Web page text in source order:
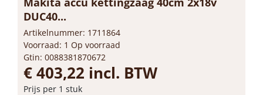
DUC40...
Artikelnummer: 1711864
Voorraad: 1 Op voorraad
Gtin: 0088381870672
€ 403,22 incl. BTW
Prijs per 1 stuk